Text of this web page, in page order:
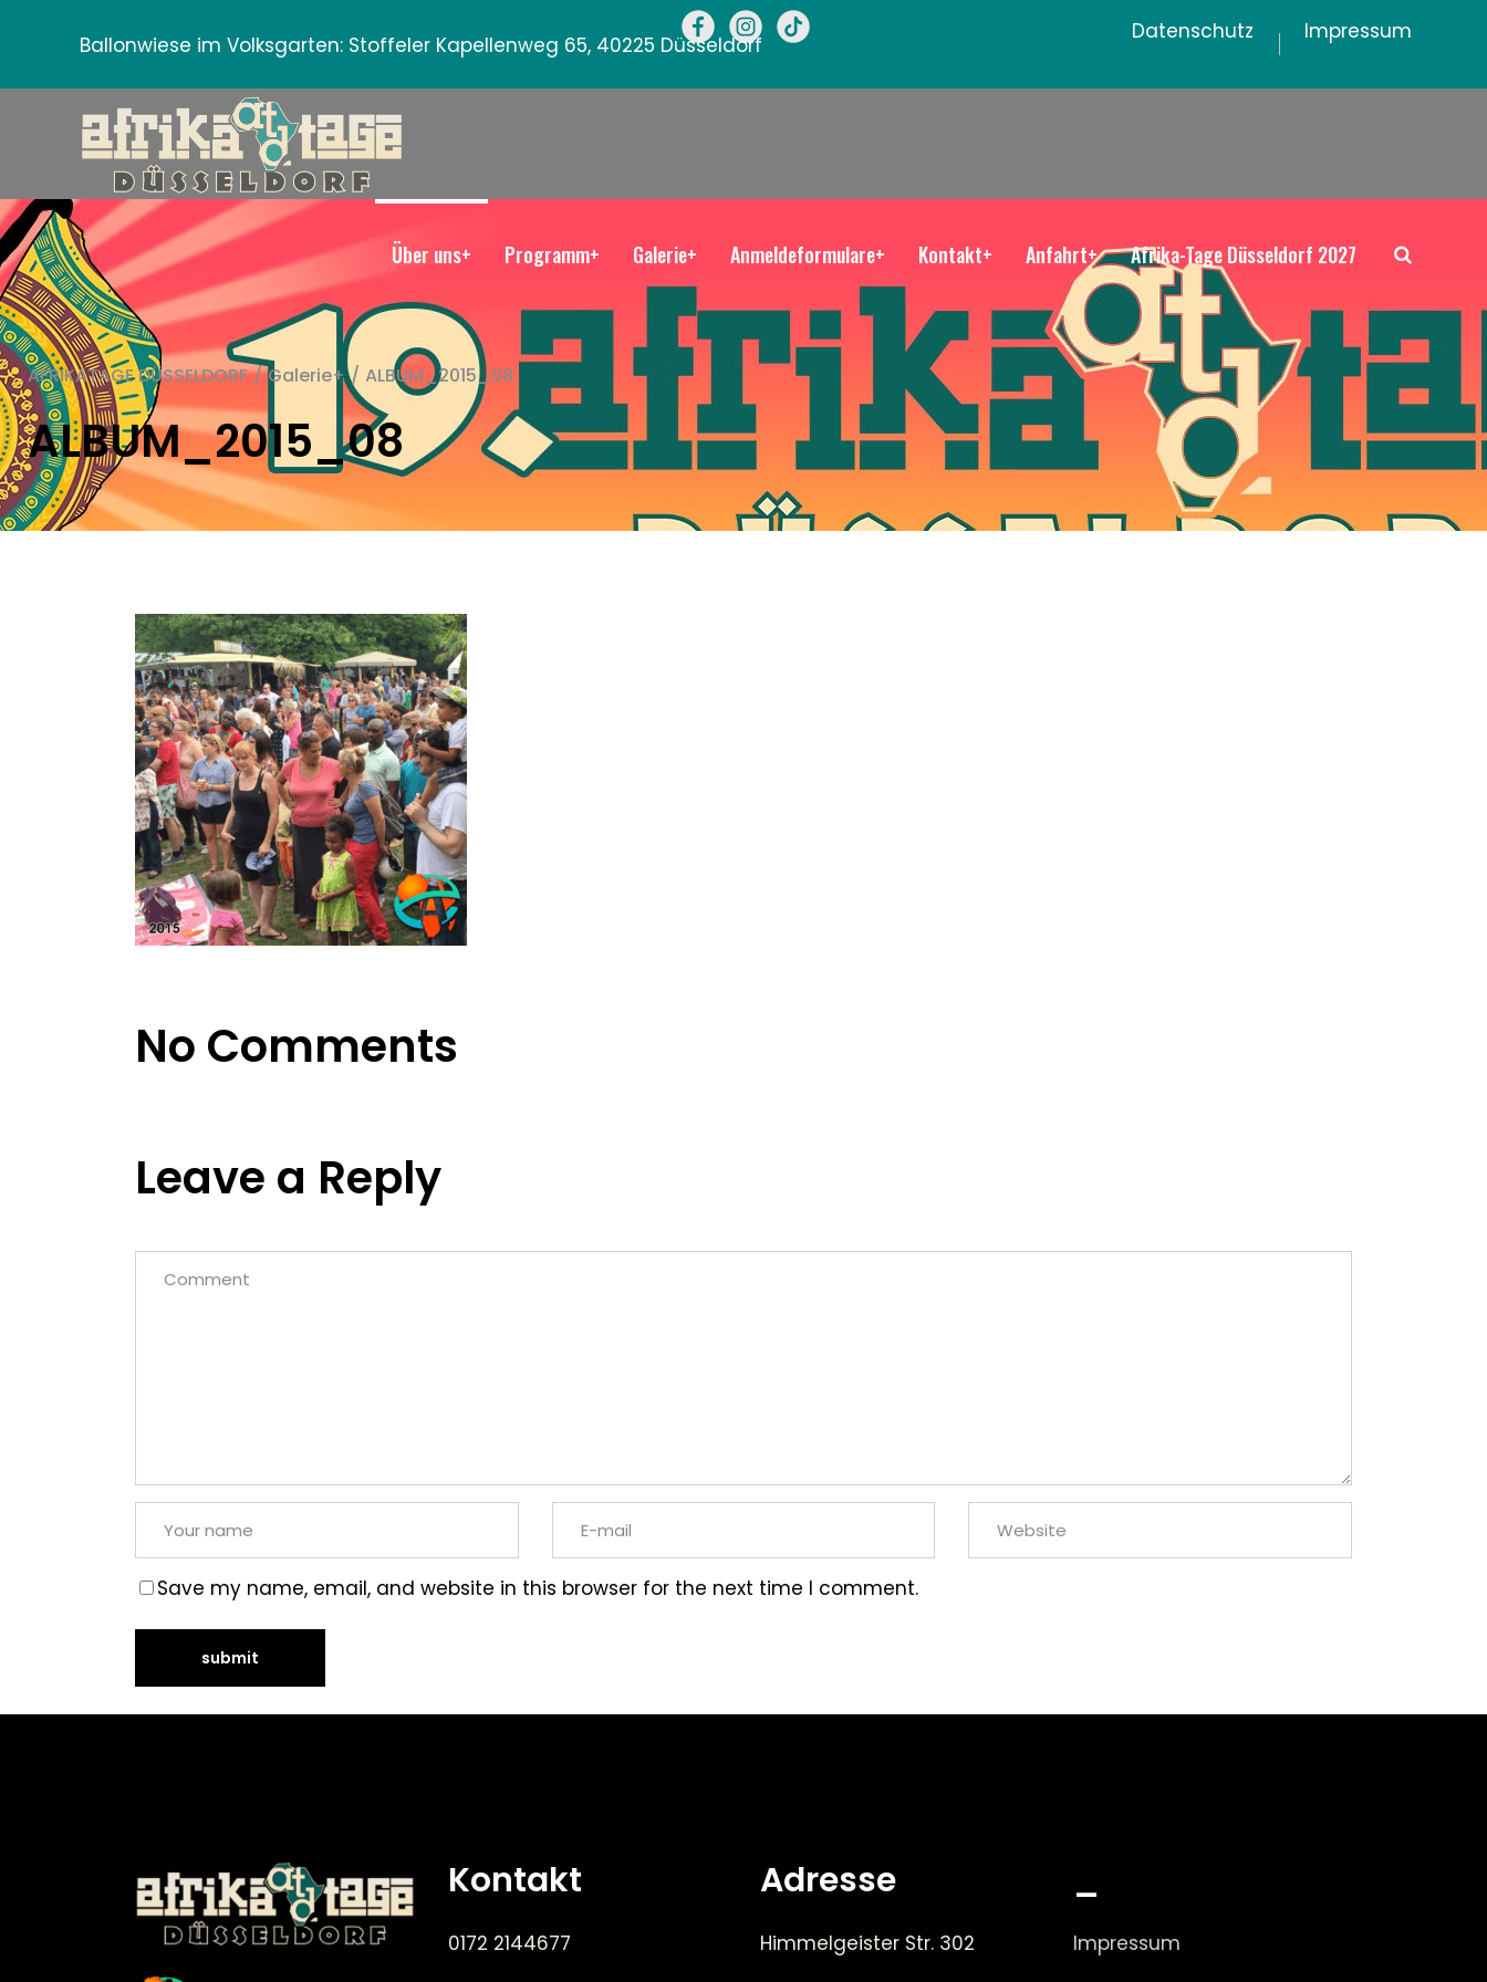
Ballonwiese im Volksgarten: Stoffeler Kapellenweg 65, 40225 Düsseldorf
Datenschutz Impressum
Über uns+ Programm+ Galerie+ Anmeldeformulare+ Kontakt+ Anfahrt+ Afrika-Tage Düsseldorf 2027
AFRIKATAGE DÜSSELDORF / Galerie+ / ALBUM_2015_08
ALBUM_2015_08
No Comments
Leave a Reply
Save my name, email, and website in this browser for the next time I comment.
Kontakt
0172 2144677
Adresse
Himmelgeister Str. 302
_
Impressum